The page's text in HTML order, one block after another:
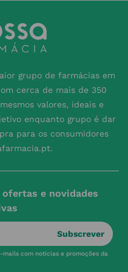
grupo de farmácias em
cerca de mais de 350
valores, ideais e
enquanto grupo é dar
para os consumidores
e novidades
Subscrever
com notícias e promoções da